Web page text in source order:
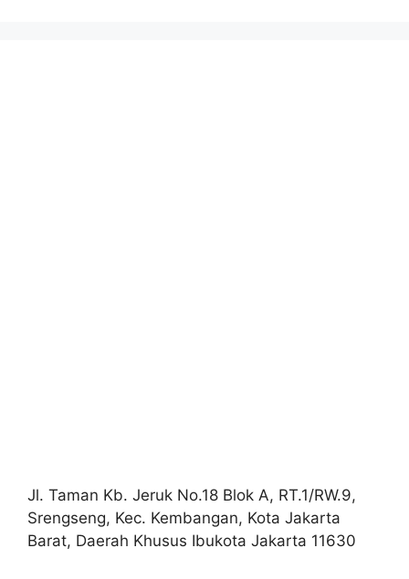
Jl. Taman Kb. Jeruk No.18 Blok A, RT.1/RW.9,
Srengseng, Kec. Kembangan, Kota Jakarta
Barat, Daerah Khusus Ibukota Jakarta 11630